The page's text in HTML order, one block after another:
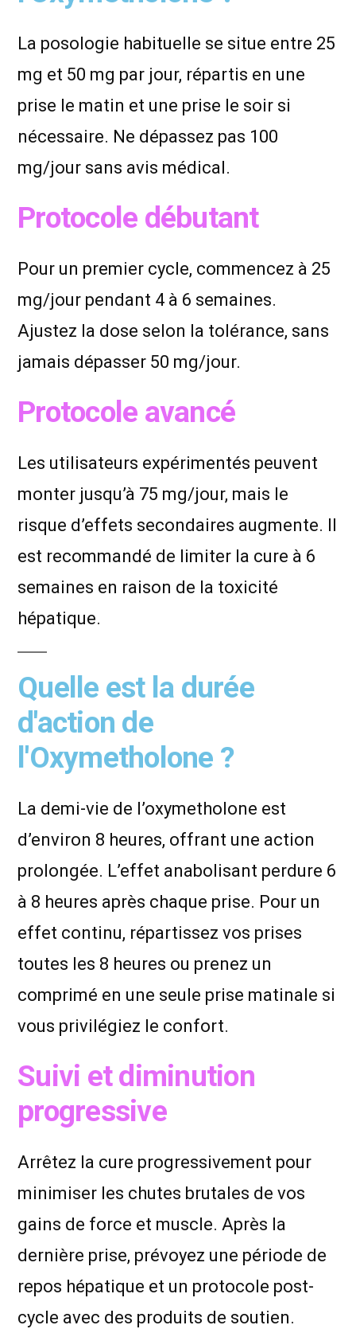
La posologie habituelle se situe entre 25
mg et 50 mg par jour, répartis en une
prise le matin et une prise le soir si
nécessaire. Ne dépassez pas 100
mg/jour sans avis médical.
Protocole débutant
Pour un premier cycle, commencez à 25
mg/jour pendant 4 à 6 semaines.
Ajustez la dose selon la tolérance, sans
jamais dépasser 50 mg/jour.
Protocole avancé
Les utilisateurs expérimentés peuvent
monter jusqu’à 75 mg/jour, mais le
risque d’effets secondaires augmente. Il
est recommandé de limiter la cure à 6
semaines en raison de la toxicité
hépatique.
Quelle est la durée
d'action de
l'Oxymetholone ?
La demi-vie de l’oxymetholone est
d’environ 8 heures, offrant une action
prolongée. L’effet anabolisant perdure 6
à 8 heures après chaque prise. Pour un
effet continu, répartissez vos prises
toutes les 8 heures ou prenez un
comprimé en une seule prise matinale si
vous privilégiez le confort.
Suivi et diminution
progressive
Arrêtez la cure progressivement pour
minimiser les chutes brutales de vos
gains de force et muscle. Après la
dernière prise, prévoyez une période de
repos hépatique et un protocole post-
cycle avec des produits de soutien.